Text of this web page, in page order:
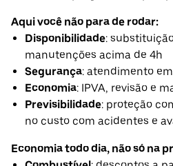
Aqui você não para de rodar:
Disponibilidade:
manutenções acima de 4h
Segurança: atendimento
Economia: IPVA, revisão e
Previsibilidade: proteção
no custo com acidentes e
Economia todo dia, não só na